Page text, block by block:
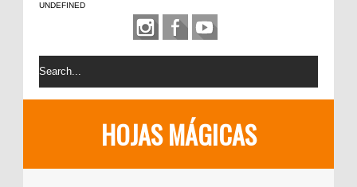
UNDEFINED
HOJAS MÁGICAS